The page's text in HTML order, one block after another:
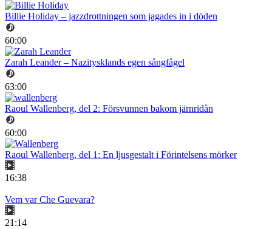
Billie Holiday – jazzdrottningen som jagades in i döden
60:00
Zarah Leander – Nazitysklands egen sångfågel
63:00
Raoul Wallenberg, del 2: Försvunnen bakom järnridån
60:00
Raoul Wallenberg, del 1: En ljusgestalt i Förintelsens mörker
16:38
Vem var Che Guevara?
21:14